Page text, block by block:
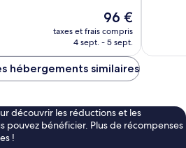
Le
nouveau
prix
de
96 €
taxes et frais compris
4 sept. - 5 sept.
hébergements similaires
découvrir les réductions et les
pouvez bénéficier. Plus de récompenses
!